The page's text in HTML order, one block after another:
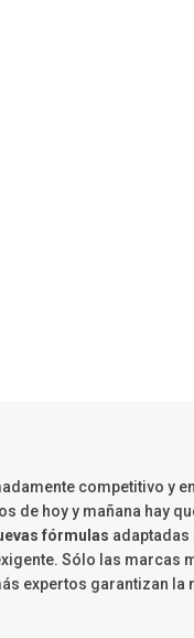
competitivo y
de hoy y mañana hay
fórmulas adaptadas
Sólo las marcas
expertos garantizan la